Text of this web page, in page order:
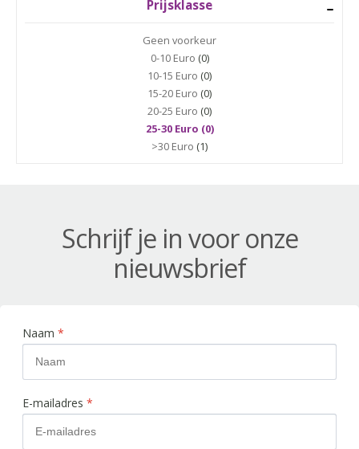
Prijsklasse
Geen voorkeur
0-10 Euro (0)
10-15 Euro (0)
15-20 Euro (0)
20-25 Euro (0)
25-30 Euro (0)
>30 Euro (1)
Schrijf je in voor onze
nieuwsbrief
Naam *
E-mailadres *